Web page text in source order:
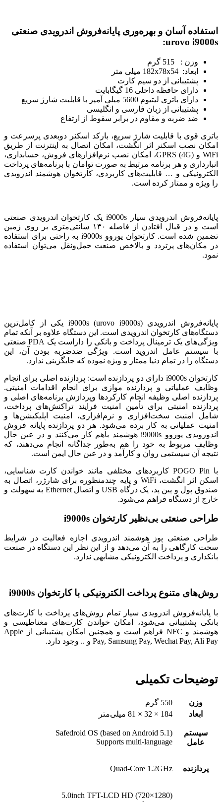
Subscribe
توتان‌پی
خدمات پرداخت اینترنتی
پایانه فروش
خودپرداز
سماواتکاوش
سمت
توکاپی
گروه توتان
فرصت همکاری
بلاگ
مرکز تماس
استفاده آسان و بهره‌وری پایانه‌فروش اندرویدی صنعتی
urovo i9000s:
وزن : 515 گرم
ابعاد: 182x78x54 میلی متر
پشتیبانی از دو سیم کارت
دارای حافظه داخلی 16 گیگابایت
دارای باتری لیتیوم 5600 میلی آمپر با قابلیت شارژ سریع
پشتیبانی از زبان فارسی و انگلیسی
ضد ضربه و مقاوم در برابر سقوط از ارتفاع
باتری قوی با قابلیت شارژ سریع، بارکد اسکنر دوبعدی پرسرعت و
امکان نصب اسکنر اثر انگشت، امکان اتصال به اینترنت از طریق
WiFi و (GPRS (4G، امکان نصب نرم‌افزارهای فروش، حسابداری،
انبارداری و هر برنامه مرتبط به صورت توامان با برنامه‌های پرداخت
الکترونیکی و … قابلیت‌های کاربردی، کارتخوان هوشمند اندرویدی
را ویژه و ممتاز کرده است.
پایانه‌فروش اندرویدی سیار i9000s یک کارتخوان اندرویدی صنعتی
است و در قبال افتادن از فاصله ۱۳۰ سانتی‌متری بر روی زمین
تضمین شده است. کارتخوان یوروو i9000s به راحتی برای استفاده
در مکان‌های پرتردد و بالاخص صنعت حمل‌ونقل می‌توان استفاده
نمود.
پایانه‌فروش اندرویدی i9000s (urovo i9000s) یکی از کامل‌ترین
دستگاه‌های کارتخوان اندرویدی است. این دستگاه علاوه بر آنکه تمام
ویژگی‌های یک ترمینال پرداخت و بانکی را داراست یک PDA صنعتی
با سیستم عامل اندروید است. ویژگی ضدضربه بودن آن، این
دستگاه را در تمام دنیا ممتاز و ویژه نموده که جایگزینی ندارد.
کارتخوان i9000s دارای دو پردازنده است: پردازنده اصلی برای انجام
وظایف عملیاتی و پردازنده موازی برای انجام اقدامات امنیتی.
پردازنده اصلی وظیفه انجام کارکردها وپردازش برنامه‌های اصلی و
پردازنده امنیتی برای تأمین امنیت فرایند تراکنش‌های پرداخت،
شامل امنیت سخت‌‌افزاری و نر‌م‌افزاری، امنیت اپلیکیشن‌ها و
امنیت عملیاتی به کار برده می‌شود. هر دو پردازنده پایانه فروش
اندورویدی یوروو i9000s هوشمند باهم کار می‌کنند و در عین حال
وظایف مربوط به خود را هم به‌طور جداگانه انجام می‌دهند، که
نتیجه آن سیستمی روان و کارآمد و در عین حال ایمن است.
با POGO Pin کاربردهای مختلفی مانند خواندن کارت شناسایی،
اسکن اثر انگشت، WiFi و پایه چندمنظوره برای شارژر، اتصال به
صندوق پول و پین پد، یک درگاه USB و اتصال Ethernet به سهولت و
خارج از دستگاه فراهم می‌شود.
طراحی صنعتی بی‌نظیر کارتخوان i9000s
طراحی صنعتی پوز هوشمند اندرویدی اجازه فعالیت در شرایط
سخت کارگاهی را به آن می‌دهد و از این نظر این دستگاه در صنعت
بانکداری و پرداخت الکترونیکی مشابهی ندارد.
روش‌های متنوع پرداخت الکترونیکی با کارتخوان i9000s
با پایانه‌فروش اندرویدی سیار تمام روش‌های پرداخت با کارت‌های
بانکی پشتیبانی می‌شود، امکان خواندن کارت‌های مغناطیسی و
هوشمند و NFC فراهم است و همچنین امکان پشتیبانی از Apple
Pay, Samsung Pay, Wechat Pay, Ali Pay و .. وجود دارد.
توضیحات تکمیلی
وزن
550 گرم
ابعاد
184 × 32 × 81 میلی‌متر
سیستم
عامل
(Safedroid OS (based on Android 5.1
Supports multi-language
پردازنده Quad-Core 1.2GHz
(5.0inch TFT-LCD HD (720×1280